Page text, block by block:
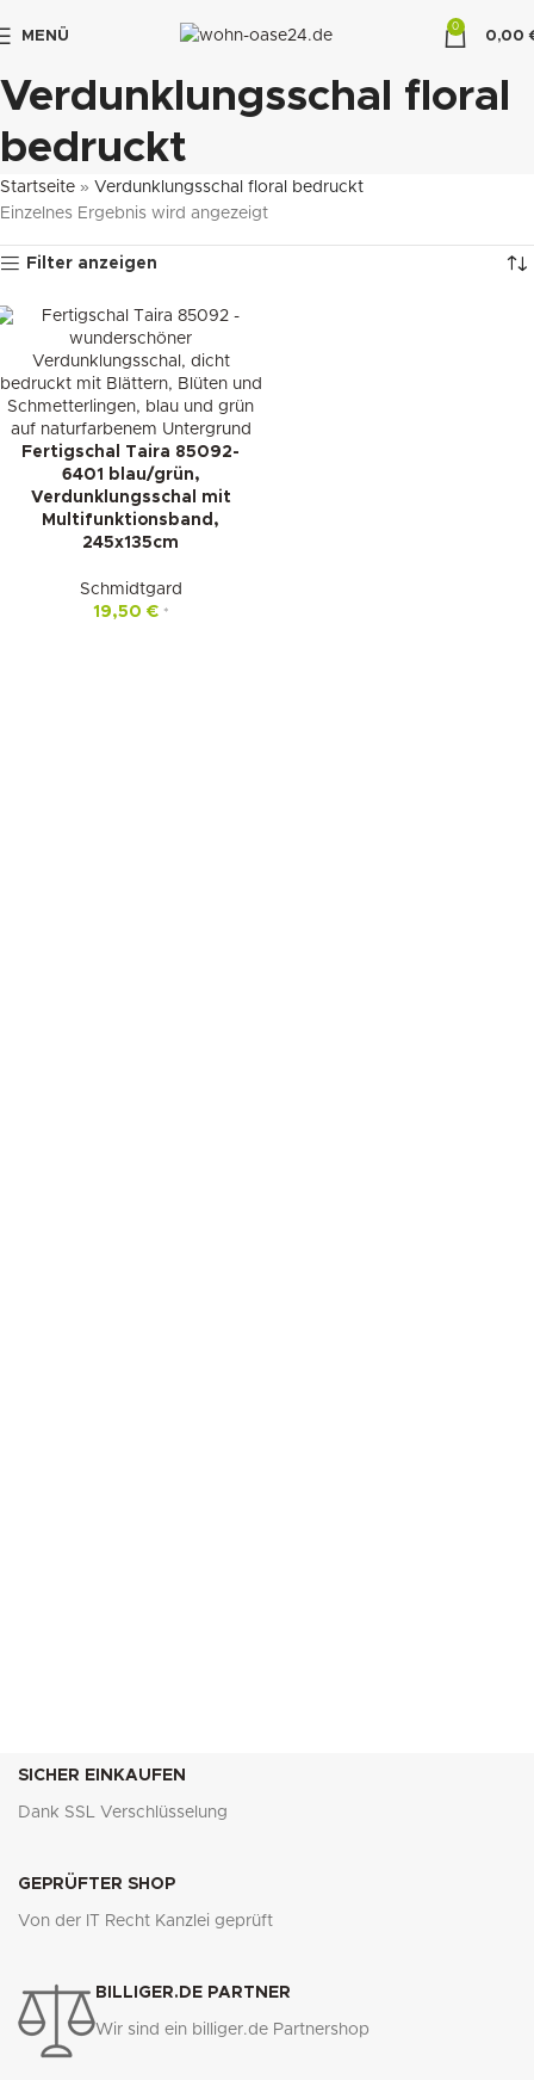
MENÜ
0
0,00
Verdunklungsschal floral
bedruckt
Startseite » Verdunklungsschal floral bedruckt
Einzelnes Ergebnis wird angezeigt
Filter anzeigen
Fertigschal Taira 85092-
6401 blau/grün,
Verdunklungsschal mit
Multifunktionsband,
245x135cm
Schmidtgard
19,50 € *
SICHER EINKAUFEN
Dank SSL Verschlüsselung
GEPRÜFTER SHOP
Von der IT Recht Kanzlei geprüft
BILLIGER.DE PARTNER
Wir sind ein billiger.de Partnershop